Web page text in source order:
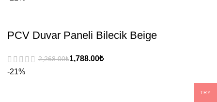
PCV Duvar Paneli Bilecik Beige
₺
₺
-21%
TRY